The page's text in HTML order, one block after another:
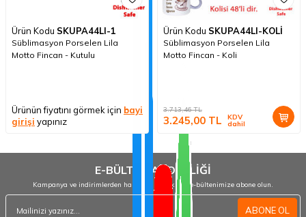
Ürün Kodu SKUPA44LI-1
Süblimasyon Porselen Lila
Motto Fincan - Kutulu
Ürünün fiyatını görmek için bayi
girişi yapınız
Ürün Kodu SKUPA44LI-KOLİ
Süblimasyon Porselen Lila
Motto Fincan - Koli
3.713,46TL
3.245,00 TL KDV
dahil
E-BÜLTEN ABONELİĞİ
Kampanya ve indirimlerden haberdar olmak için e-bültenimize abone olun.
ABONE OL